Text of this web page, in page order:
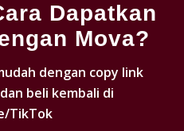
Dapatkan
Mova?
dengan copy link
beli kembali di
TikTok